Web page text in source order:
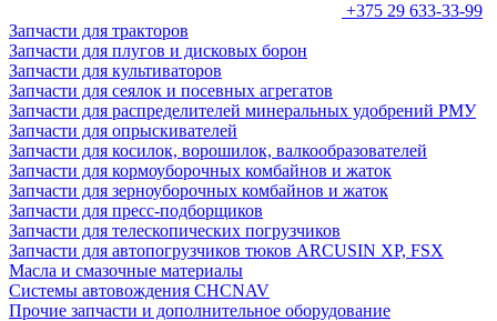
+375 29 633-33-99
Запчасти для тракторов
Запчасти для плугов и дисковых борон
Запчасти для культиваторов
Запчасти для сеялок и посевных агрегатов
Запчасти для распределителей минеральных удобрений РМУ
Запчасти для опрыскивателей
Запчасти для косилок, ворошилок, валкообразователей
Запчасти для кормоуборочных комбайнов и жаток
Запчасти для зерноуборочных комбайнов и жаток
Запчасти для пресс-подборщиков
Запчасти для телескопических погрузчиков
Запчасти для автопогрузчиков тюков ARCUSIN XP, FSX
Масла и смазочные материалы
Системы автовождения CHCNAV
Прочие запчасти и дополнительное оборудование